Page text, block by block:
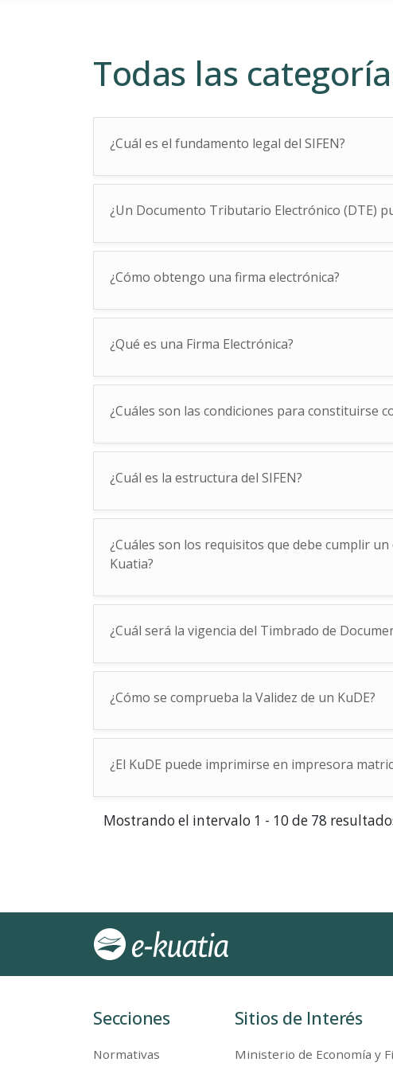
Todas las
¿Cuál es el fundamento legal del SIFEN?
¿Un Documento Tributario Electrónico (DTE)
¿Cómo obtengo una firma electrónica?
¿Qué es una Firma Electrónica?
¿Cuáles son las condiciones para constituirse
¿Cuál es la estructura del SIFEN?
¿Cuáles son los requisitos que debe cumplir
Kuatia?
¿Cuál será la vigencia del Timbrado de
¿Cómo se comprueba la Validez de un KuDE?
¿El KuDE puede imprimirse en impresora
Mostrando el intervalo 1 - 10 de 78
Secciones
Normativas
Sitios de Interés
Ministerio de Economía y